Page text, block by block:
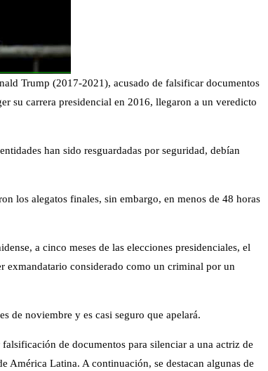
Trump (2017-2021), acusado de falsificar documentos
su carrera presidencial en 2016, llegaron a un veredicto
han sido resguardadas por seguridad, debían
los alegatos finales, sin embargo, en menos de 48 horas
a cinco meses de las elecciones presidenciales, el
exmandatario considerado como un criminal por un
de noviembre y es casi seguro que apelará.
de documentos para silenciar a una actriz de
América Latina. A continuación, se destacan algunas de